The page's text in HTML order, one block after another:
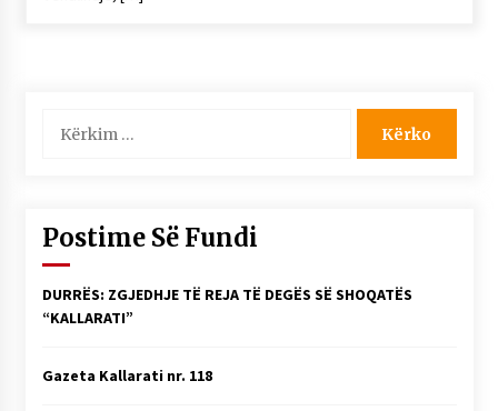
Vexhi Buharaja për Heroin e Popullit, Mumin
Selami.
RINDËRTIMIN E VENDIT – NGA ÇIZE XHAFERAJ
– ËNGJËLL HASIMAJ – “KUJTIMET E MIA PËR
KALLARATIN SI MËSUES I MATEMATIKËS, POR
për:
Postime Së Fundi
DURRËS: ZGJEDHJE TË REJA TË DEGËS SË SHOQATËS
“KALLARATI”
Gazeta Kallarati nr. 118